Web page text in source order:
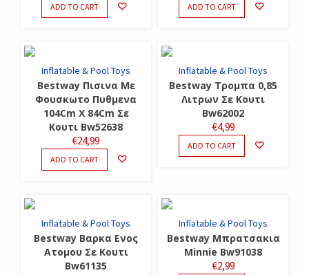
ADD TO CART ADD TO CART
Inflatable & Pool Toys
Bestway Πισινα Με
Φουσκωτο Πυθμενα
104Cm X 84Cm Σε
Κουτι Bw52638
€24,99
ADD TO CART
Inflatable & Pool Toys
Bestway Τρομπα 0,85
Λιτρων Σε Κουτι
Bw62002
€4,99
ADD TO CART
Inflatable & Pool Toys
Bestway Βαρκα Ενος
Ατομου Σε Κουτι
Bw61135
Inflatable & Pool Toys
Bestway Μπρατσακια
Minnie Bw91038
€2,99